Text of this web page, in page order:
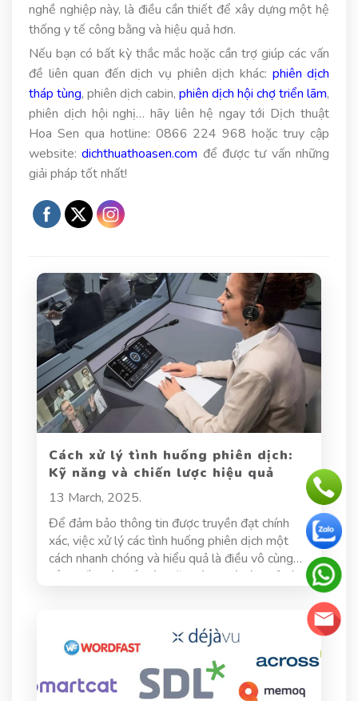
nghề nghiệp này, là điều cần thiết để xây dựng một hệ
thống y tế công bằng và hiệu quả hơn.
Nếu bạn có bất kỳ thắc mắc hoặc cần trợ giúp các vấn
đề liên quan đến dịch vụ phiên dịch khác: phiên dịch
tháp tùng, phiên dịch cabin,phiên dịch hội chợ triển lãm,
phiên dịch hội nghị… hãy liên hệ ngay tới Dịch thuật
Hoa Sen qua hotline: 0866 224 968 hoặc truy cập
website:dichthuathoasen.com để được tư vấn những
giải pháp tốt nhất!
Cách xử lý tình huống phiên dịch:
Kỹ năng và chiến lược hiệu quả
13 March, 2025.
Để đảm bảo thông tin được truyền đạt chính
xác, việc xử lý các tình huống phiên dịch một
cách nhanh chóng và hiểu quả là điều vô cùng
cần thiết. Bài viết này sẽ khám phá cách xử lý